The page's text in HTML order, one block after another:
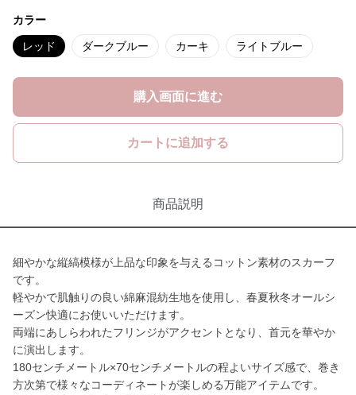
カラー
レッド ダークブルー カーキ ライトブルー
購入画面に進む
カートに追加する
商品説明
細やかな縦縞模様が上品な印象を与えるコットン素材のスカーフ
です。
軽やかで肌触りの良い綿麻混紡生地を使用し、春夏秋冬オールシ
ーズン快適にお使いいただけます。
両端にあしらわれたフリンジがアクセントとなり、首元を華やか
に演出します。
180センチメートル×70センチメートルの程よいサイズ感で、巻き
方次第で様々なコーディネートが楽しめる万能アイテムです。